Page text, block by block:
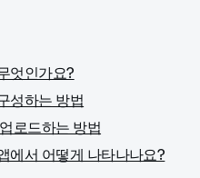
엇인가요?
성하는 방법
로드하는 방법
에서 어떻게 나타나나요?